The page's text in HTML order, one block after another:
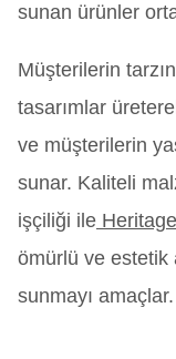
sunan ürünler
Müşterilerin
tasarımlar
ve müşterilerin
sunar. Kaliteli
işçiliği ile
ömürlü ve estetik
sunmayı amaçlar.